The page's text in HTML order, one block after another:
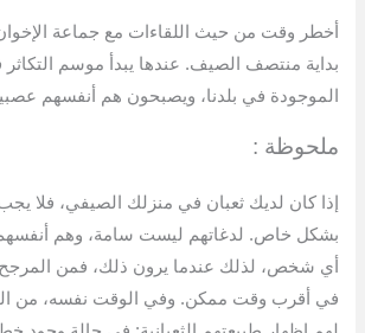
أخطر وقت من حيث اللقاءات مع جماعة
بداية منتصف الصيف. عندها يبدأ موسم التكاثر
الموجودة في بلدنا، ويصبحون هم أنفسهم
ملحوظة :
إذا كان لديك ثعبان في منزلك الصيفي، فلا
بشكل خاص. لدغاتهم ليست سامة، وهم
أي شخص، لذلك عندما يرون ذلك، فمن المرجح
في أقرب وقت ممكن. وفي الوقت نفسه، من